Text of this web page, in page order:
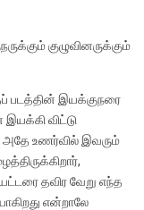
குழுவினருக்கும்
படத்தின் இயக்குநரை
இயக்கி விட்டு
உணர்வில் இவரும்
தவிர வேறு எந்த
என்றாலே